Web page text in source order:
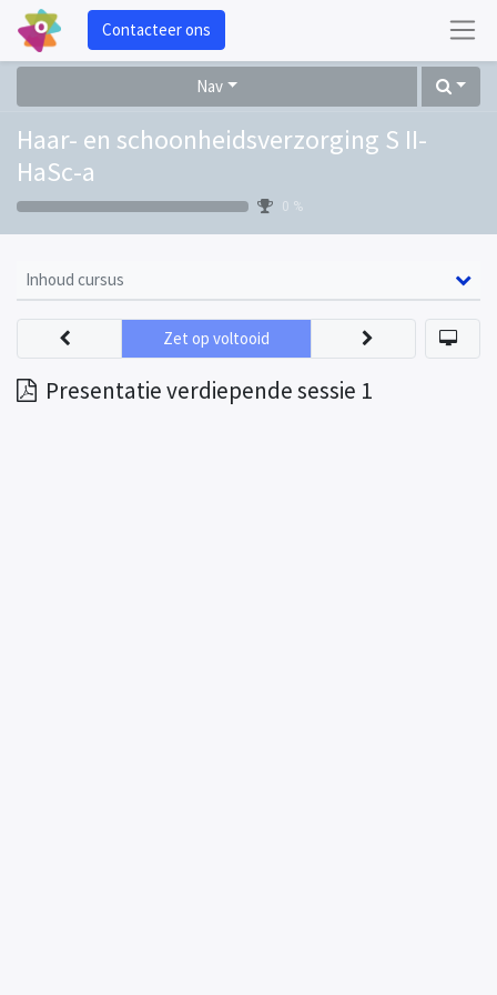
Contacteer ons
Nav
Haar- en schoonheidsverzorging S II-
HaSc-a
0 %
Inhoud cursus
Presentatie verdiepende sessie 1
Zet op voltooid